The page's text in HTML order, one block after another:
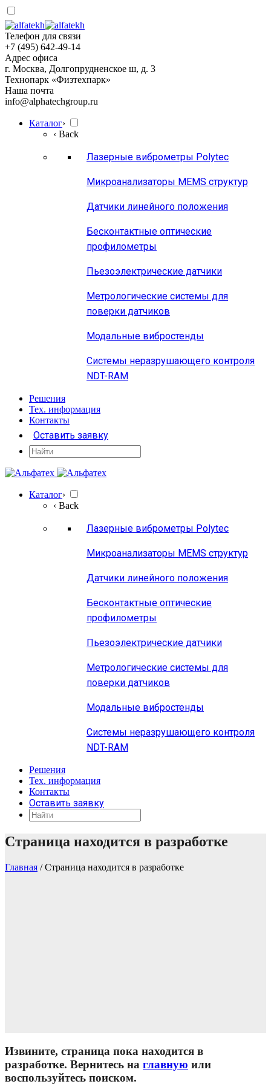
Телефон для связи
+7 (495) 642-49-14
Адрес офиса
г. Москва, Долгопрудненское ш, д. 3
Технопарк «Физтехпарк»
Наша почта
info@alphatechgroup.ru
Каталог›
‹ Back
Лазерные виброметры Polytec
Микроанализаторы MEMS структур
Датчики линейного положения
Бесконтактные оптические
профилометры
Пьезоэлектрические датчики
Метрологические системы для
поверки датчиков
Модальные вибростенды
Системы неразрушающего контроля
NDT-RAM
Решения
Тех. информация
Контакты
Оставить заявку
Каталог›
‹ Back
Лазерные виброметры Polytec
Микроанализаторы MEMS структур
Датчики линейного положения
Бесконтактные оптические
профилометры
Пьезоэлектрические датчики
Метрологические системы для
поверки датчиков
Модальные вибростенды
Системы неразрушающего контроля
NDT-RAM
Решения
Тех. информация
Контакты
Оставить заявку
Страница находится в разработке
Главная /Страница находится в разработке
Извините, страница пока находится в
разработке. Вернитесь на главную или
воспользуйтесь поиском.